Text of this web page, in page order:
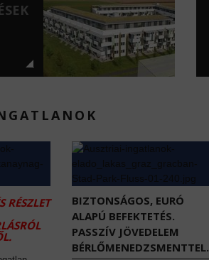
BIZTONSÁGOS, EURÓ
ALAPÚ BEFEKTETÉS.
PASSZÍV JÖVEDELEM
BÉRLŐMENEDZSMENTTEL.
RÉSZLET